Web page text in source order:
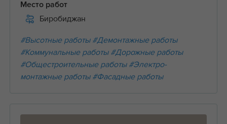
Место работ
Биробиджан
#Высотные работы #Демонтажные работы
#Коммунальные работы #Дорожные работы
#Общестроительные работы #Электро-
монтажные работы #Фасадные работы